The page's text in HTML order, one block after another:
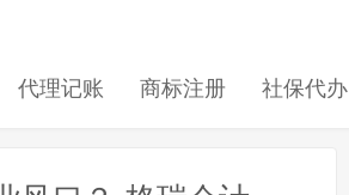
代理记账 商标注册 社保代办